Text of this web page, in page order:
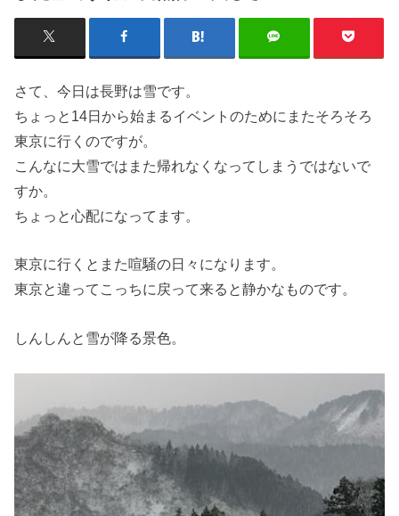
さて、今日は長野は雪です。
ちょっと14日から始まるイベントのためにまたそろそろ
東京に行くのですが。
こんなに大雪ではまた帰れなくなってしまうではないで
すか。
ちょっと心配になってます。
東京に行くとまた喧騒の日々になります。
東京と違ってこっちに戻って来ると静かなものです。
しんしんと雪が降る景色。